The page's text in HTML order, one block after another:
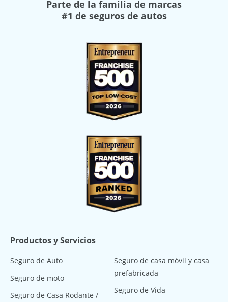
Parte de la familia de marcas
#1 de seguros de autos
Productos y Servicios
Seguro de Auto
Seguro de moto
Seguro de Casa Rodante /
Seguro de casa móvil y casa
prefabricada
Seguro de Vida